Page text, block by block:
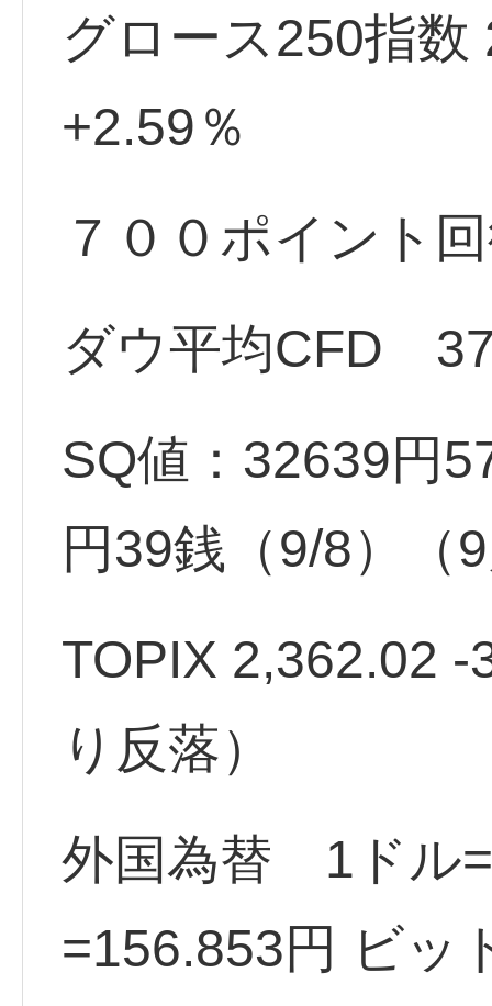
グロース250指
+2.59％
７００ポイント
ダウ平均CFD
SQ値：32639円
円39銭（9/8）（
TOPIX 2,362.02
り反落）
外国為替 1ドル
=156.853円 ビ